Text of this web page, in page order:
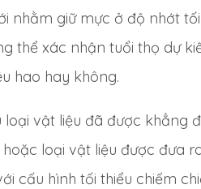
nhằm giữ mực ở độ nhớt
thể xác nhận tuổi thọ dự
hao hay không.
loại vật liệu đã được
loại vật liệu được đưa
cấu hình tối thiểu chiếm